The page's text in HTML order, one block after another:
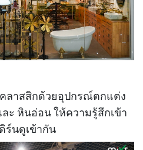
ลาสสิกด้วยอุปกรณ์ตกแต่ง
ะ หินอ่อน ให้ความรู้สึกเข้า
ร์นดูเข้ากัน